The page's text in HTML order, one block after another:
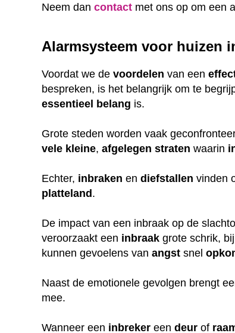
Neem dancontact met ons op om een
Alarmsysteem voor huizen
Voordat we devoordelen van een
bespreken, is het belangrijk om te
essentieel belang is.
Grote steden worden vaak
vele kleine,afgelegen straten waarin
Echter, inbraken endiefstallen vinden
platteland.
De impact van een inbraak op de
veroorzaakt een inbraak grote schrik,
kunnen gevoelens vanangst snel
Naast de emotionele gevolgen brengt
mee.
Wanneer een inbreker eendeur of